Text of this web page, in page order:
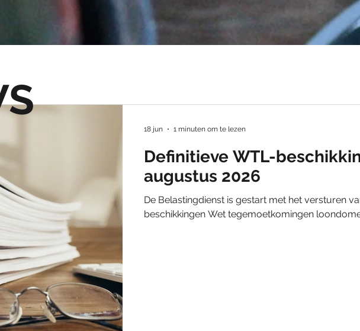
Sociale premies
Vakantiekrachten Subsidie Wijzigingen 2026
2025
Definitieve WTL-
augustus 2026
De Belastingdienst is gestart met het versturen
beschikkingen Wet tegemoetkomingen
18 jun 1 minuten om te lezen